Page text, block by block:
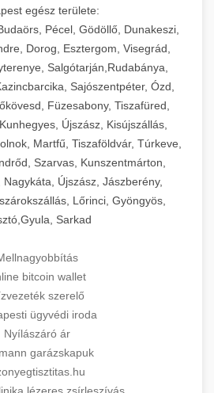
egész területe:
Pécel, Gödöllő, Dunakeszi,
Dorog, Esztergom, Visegrád,
Salgótarján,Rudabánya,
Sajószentpéter, Ózd,
Füzesabony, Tiszafüred,
Újszász, Kisújszállás,
Martfű, Tiszaföldvár, Túrkeve,
Szarvas, Kunszentmárton,
Újszász, Jászberény,
Lőrinci, Gyöngyös,
Sarkad
bitcoin wallet
szerelő
ügyvédi iroda
Nyílászáró ár
garázskapuk